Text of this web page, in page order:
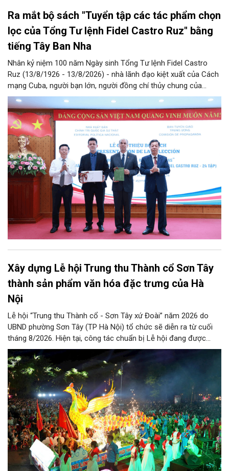
Ra mắt bộ sách "Tuyển tập các tác phẩm chọn
lọc của Tổng Tư lệnh Fidel Castro Ruz" bằng
tiếng Tây Ban Nha
Nhân kỷ niệm 100 năm Ngày sinh Tổng Tư lệnh Fidel Castro
Ruz (13/8/1926 - 13/8/2026) - nhà lãnh đạo kiệt xuất của Cách
mạng Cuba, người bạn lớn, người đồng chí thủy chung của
Đảng, Nhà nước và nhân dân Việt Nam, chiều 5/8, tại Hà Nội,
Nhà xuất bản Chính trị quốc gia Sự thật phối hợp với Ban Tuyên
giáo Trung ương tổ chức Lễ giới thiệu bộ sách “Tuyển tập các
tác phẩm chọn lọc của Tổng Tư lệnh Fidel Castro Ruz” gồm 24
tập bằng tiếng Tây Ban Nha.
Xây dựng Lễ hội Trung thu Thành cổ Sơn Tây
thành sản phẩm văn hóa đặc trưng của Hà
Nội
Lễ hội “Trung thu Thành cổ - Sơn Tây xứ Đoài” năm 2026 do
UBND phường Sơn Tây (TP Hà Nội) tổ chức sẽ diễn ra từ cuối
tháng 8/2026. Hiện tại, công tác chuẩn bị Lễ hội đang được
chính quyền phường Sơn Tây cùng các phòng, ban, ngành, đơn
vị và 25 tổ dân phố khẩn trương triển khai, tạo khí thế sôi nổi,
sẵn sàng mang đến cho Nhân dân và du khách một mùa Trung
thu quy mô, đặc sắc và giàu bản sắc văn hóa xứ Đoài.